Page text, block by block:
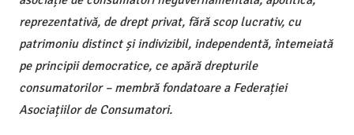
reprezentativă, de drept privat, fără scop lucrativ, cu
patrimoniu distinct și indivizibil, independentă, întemeiată
pe principii democratice, ce apără drepturile
consumatorilor – membră fondatoare a Federației
Asociațiilor de Consumatori.